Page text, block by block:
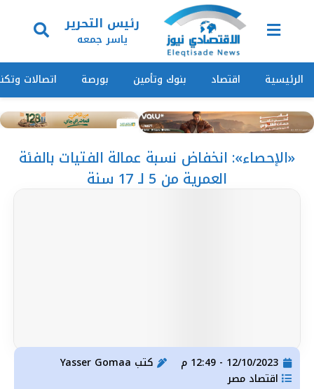
رئيس التحرير
ياسر جمعه
الرئيسية اقتصاد بنوك وتأمين بورصة اتصالات
«الإحصاء»: انخفاض نسبة عمالة الفتيات بالفئة
العمرية من 5 لـ 17 سنة
12/10/2023 - 12:49 م كتب
اقتصاد مصر